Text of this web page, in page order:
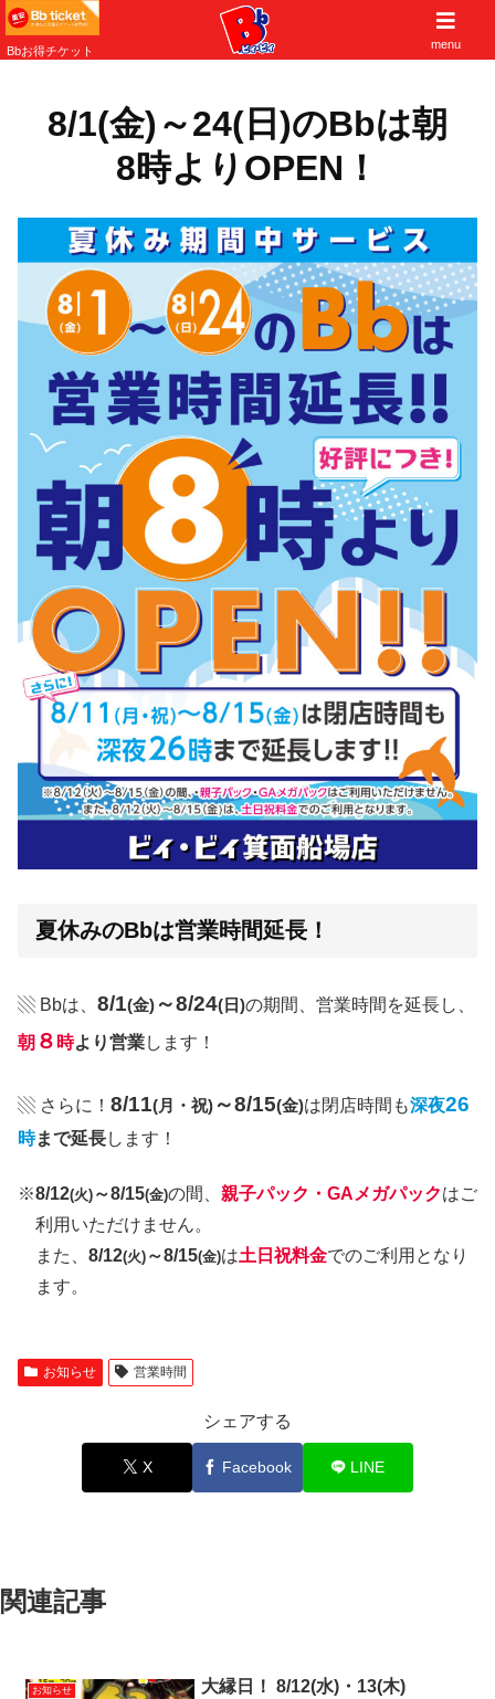
子供から大人まで遊べる大阪北摂の遊び場
8/1(金)～24(日)のBbは朝
8時よりOPEN！
夏休みのBbは営業時間延長！
▧ Bbは、 8/1(金) ～8/24(日)の期間、営業時間を延長し、
朝 ８ 時より営業します！
▧ さらに！ 8/11(月・祝) ～8/15(金)は閉店時間も深夜26
時まで延長します！
※8/12(火) ～8/15(金)の間、 親子パック・GAメガパックはご
利用いただけません。
また、 8/12(火) ～8/15(金)は土日祝料金でのご利用となり
ます。
お知らせ 営業時間
シェアする
X Facebook LINE
関連記事
お知らせ 大縁日！ 8/12(水)・13(木)
Bbお得チケット
menu